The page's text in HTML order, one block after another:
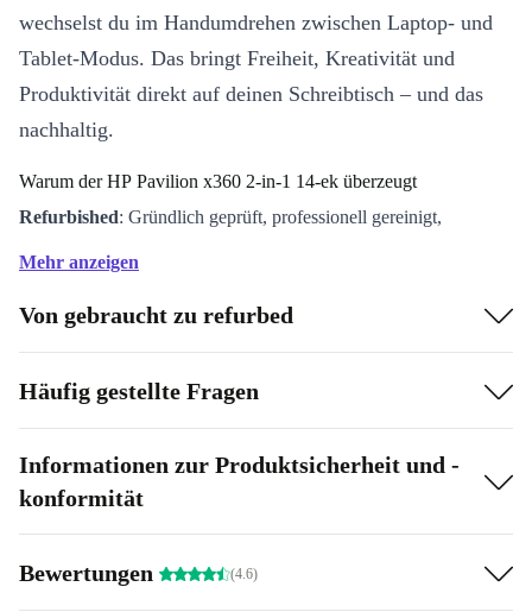
wechselst du im Handumdrehen zwischen Laptop- und
Tablet-Modus. Das bringt Freiheit, Kreativität und
Produktivität direkt auf deinen Schreibtisch – und das
nachhaltig.
Warum der HP Pavilion x360 2-in-1 14-ek überzeugt
Refurbished: Gründlich geprüft, professionell gereinigt,
zuverlässig – mit dem guten Gefühl, einen nachhaltigen Beitrag
Leistungsstarker Intel Core i5-Prozessor
: Reagiere blitzschnell
auf alltägliche Aufgaben, Videokonferenzen oder kreative
Projekte – der 10-Kern-Prozessor hält mit deinem Tempo Schritt.
Umfangreiche Anschlüsse: Ob USB-C, HDMI oder Cardreader
Mehr anzeigen
Von gebraucht zu refurbed
Häufig gestellte Fragen
Informationen zur Produktsicherheit und -
konformität
Bewertungen (4.6)